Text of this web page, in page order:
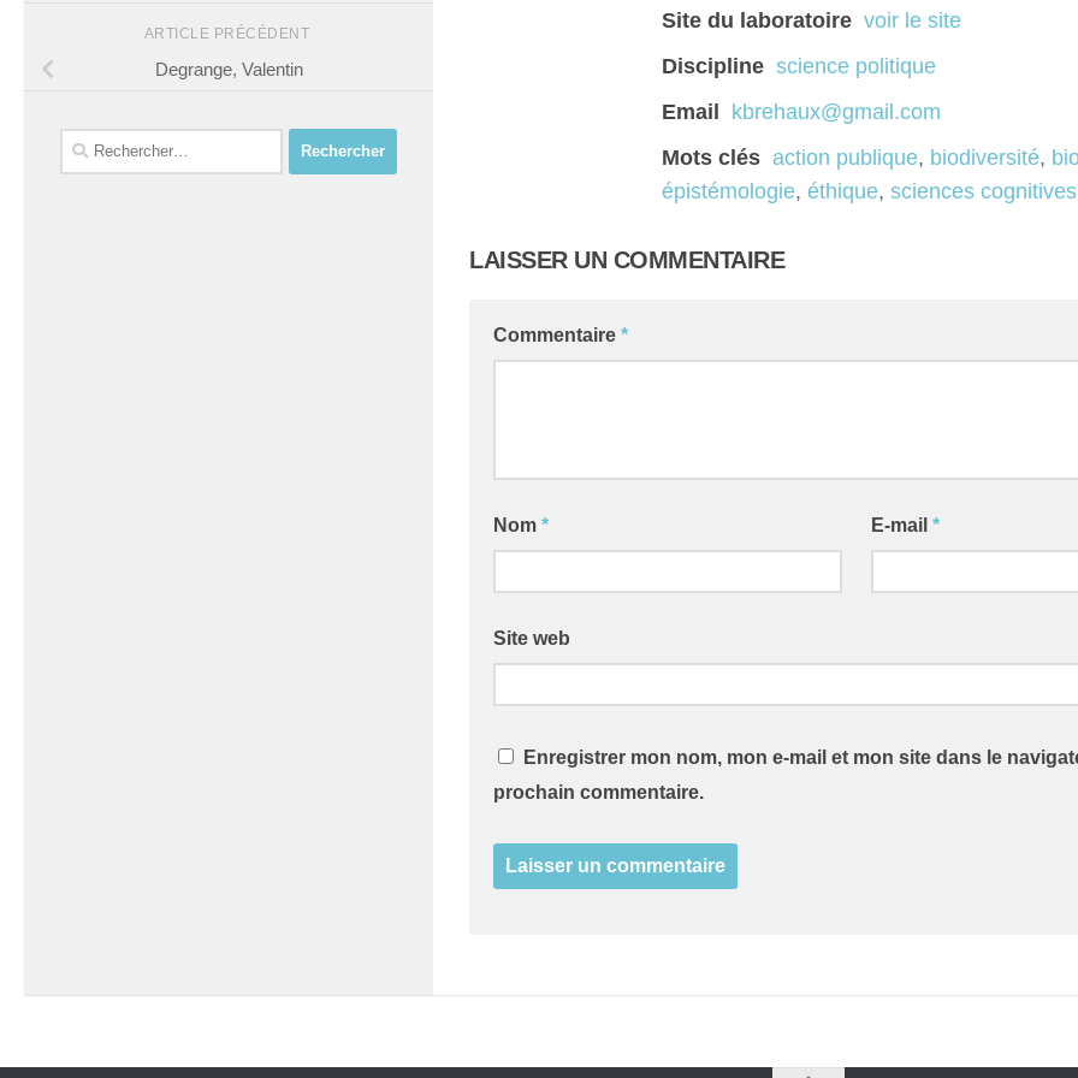
Site du laboratoire voir le site
Discipline science politique
Email
kbrehaux@gmail.com
Mots clés action publique, biodiversité,
épistémologie, éthique, sciences cognitives
LAISSER UN COMMENTAIRE
Commentaire *
Nom * E-mail*
Site web
Enregistrer mon nom, mon e-mail et mon site dans le
prochain commentaire.
ARTICLE PRÉCÉDENT
Degrange, Valentin
Rechercher :